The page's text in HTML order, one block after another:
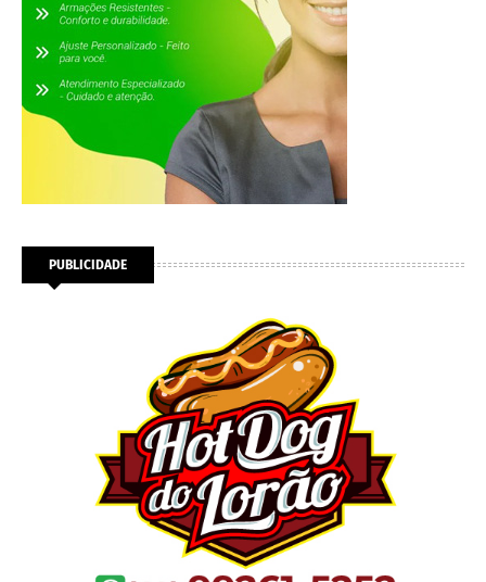
PUBLICIDADE